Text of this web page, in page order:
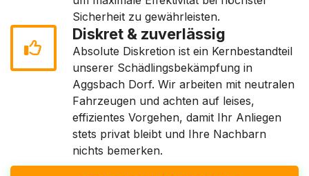
Sicherheit zu gewährleisten.
Diskret & zuverlässig
Absolute Diskretion ist ein Kernbestandteil
unserer Schädlingsbekämpfung in
Aggsbach Dorf. Wir arbeiten mit neutralen
Fahrzeugen und achten auf leises,
effizientes Vorgehen, damit Ihr Anliegen
stets privat bleibt und Ihre Nachbarn
nichts bemerken.